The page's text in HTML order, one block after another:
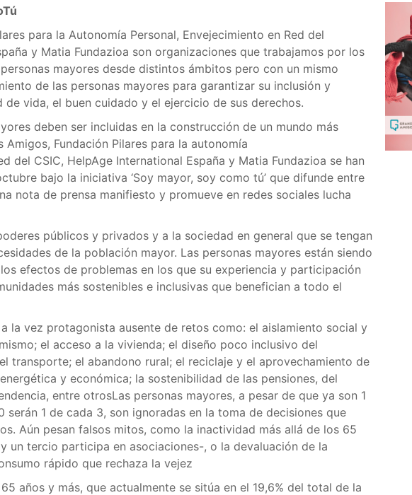
para la Autonomía Personal, Envejecimiento en Red del
y Matia Fundazioa son organizaciones que trabajamos por los
mayores desde distintos ámbitos pero con un mismo
de las personas mayores para garantizar su inclusión y
vida, el buen cuidado y el ejercicio de sus derechos.
deben ser incluidas en la construcción de un mundo más
Amigos, Fundación Pilares para la autonomía
del CSIC, HelpAge International España y Matia Fundazioa se han
bajo la iniciativa ‘Soy mayor, soy como tú’ que difunde entre
nota de prensa manifiesto y promueve en redes sociales lucha
públicos y privados y a la sociedad en general que se tengan
de la población mayor. Las personas mayores están siendo
efectos de problemas en los que su experiencia y participación
más sostenibles e inclusivas que benefician a todo el
la vez protagonista ausente de retos como: el aislamiento social y
el acceso a la vivienda; el diseño poco inclusivo del
transporte; el abandono rural; el reciclaje y el aprovechamiento de
y económica; la sostenibilidad de las pensiones, del
entre otrosLas personas mayores, a pesar de que ya son 1
serán 1 de cada 3, son ignoradas en la toma de decisiones que
Aún pesan falsos mitos, como la inactividad más allá de los 65
un tercio participa en asociaciones-, o la devaluación de la
rápido que rechaza la vejez
años y más, que actualmente se sitúa en el 19,6% del total de la